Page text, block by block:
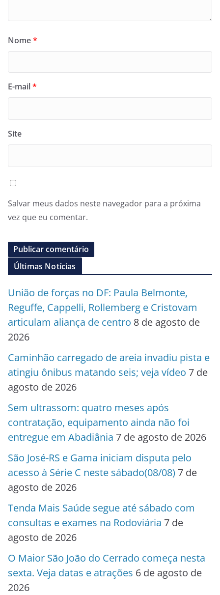
Nome*
E-mail*
Site
Salvar meus dados neste navegador para a próxima
vez que eu comentar.
Últimas Notícias
União de forças no DF: Paula Belmonte,
Reguffe, Cappelli, Rollemberg e Cristovam
articulam aliança de centro 8 de agosto de
2026
Caminhão carregado de areia invadiu pista e
atingiu ônibus matando seis; veja vídeo 7 de
agosto de 2026
Sem ultrassom: quatro meses após
contratação, equipamento ainda não foi
entregue em Abadiânia 7 de agosto de 2026
São José-RS e Gama iniciam disputa pelo
acesso à Série C neste sábado(08/08) 7 de
agosto de 2026
Tenda Mais Saúde segue até sábado com
consultas e exames na Rodoviária 7 de
agosto de 2026
O Maior São João do Cerrado começa nesta
sexta. Veja datas e atrações 6 de agosto de
2026